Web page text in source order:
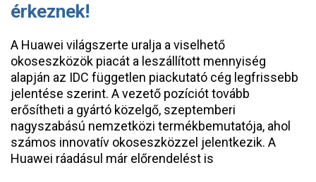
érkeznek!
A Huawei világszerte uralja a viselhető
okoseszközök piacát a leszállított mennyiség
alapján az IDC független piackutató cég legfrissebb
jelentése szerint. A vezető pozíciót tovább
erősítheti a gyártó közelgő, szeptemberi
nagyszabású nemzetközi termékbemutatója, ahol
számos innovatív okoseszközzel jelentkezik. A
Huawei ráadásul már előrendelést is